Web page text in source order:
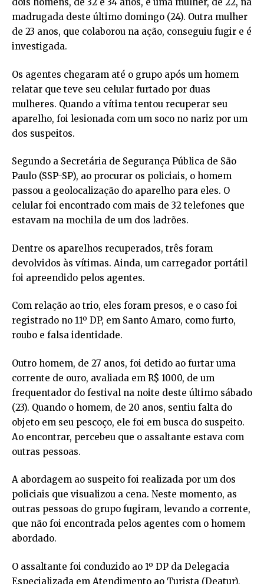
madrugada deste último domingo (24). Outra mulher
de 23 anos, que colaborou na ação, conseguiu fugir e é
investigada.
Os agentes chegaram até o grupo após um homem
relatar que teve seu celular furtado por duas
mulheres. Quando a vítima tentou recuperar seu
aparelho, foi lesionada com um soco no nariz por um
dos suspeitos.
Segundo a Secretária de Segurança Pública de São
Paulo (SSP-SP), ao procurar os policiais, o homem
passou a geolocalização do aparelho para eles. O
celular foi encontrado com mais de 32 telefones que
estavam na mochila de um dos ladrões.
Dentre os aparelhos recuperados, três foram
devolvidos às vítimas. Ainda, um carregador portátil
foi apreendido pelos agentes.
Com relação ao trio, eles foram presos, e o caso foi
registrado no 11º DP, em Santo Amaro, como furto,
roubo e falsa identidade.
Outro homem, de 27 anos, foi detido ao furtar uma
corrente de ouro, avaliada em R$ 1000, de um
frequentador do festival na noite deste último sábado
(23). Quando o homem, de 20 anos, sentiu falta do
objeto em seu pescoço, ele foi em busca do suspeito.
Ao encontrar, percebeu que o assaltante estava com
outras pessoas.
A abordagem ao suspeito foi realizada por um dos
policiais que visualizou a cena. Neste momento, as
outras pessoas do grupo fugiram, levando a corrente,
que não foi encontrada pelos agentes com o homem
abordado.
O assaltante foi conduzido ao 1º DP da Delegacia
Especializada em Atendimento ao Turista (Deatur),